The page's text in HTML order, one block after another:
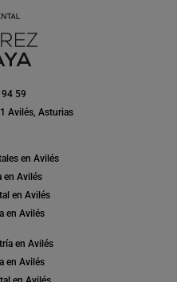
59
Avilés, Asturias
en Avilés
en Avilés
en Avilés
en Avilés
en Avilés
en Avilés